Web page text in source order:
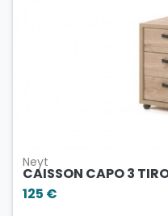
Neyt
CAISSON CAPO 3
125 €